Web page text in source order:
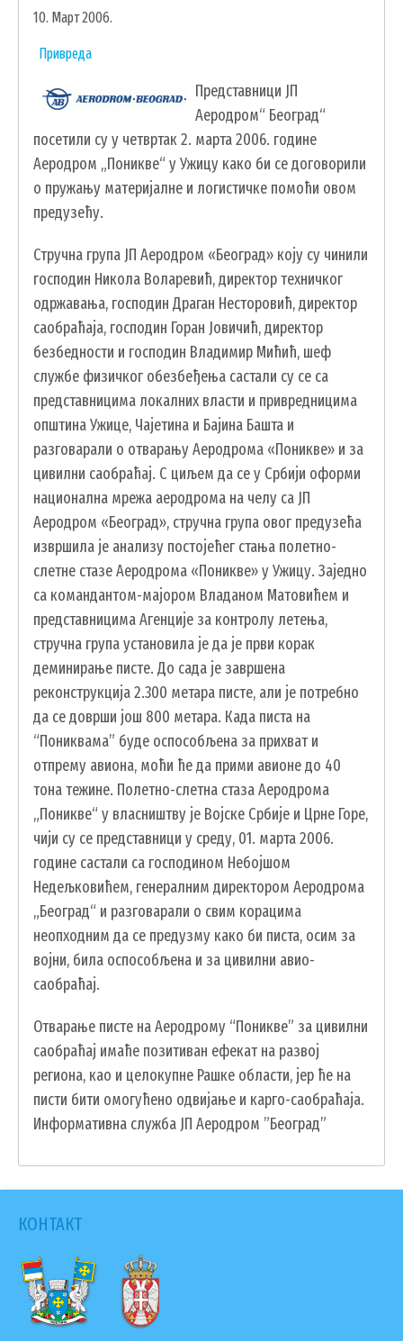
УДРУЖЕЊА И НВО
ЛОКАЛНА САМОУПРАВА
СКУПШТИНА
ПРЕДСЕДНИК
ОПШТИНСКО ВЕЋЕ
ОПШТИНСКА УПРАВА
ОПШТИНСКО ПРАВОБРАНИЛАШТВО
МЕСНЕ ЗАЈЕДНИЦЕ
ЈАВНА ПРЕДУЗЕЋА
КОМУНАЛНА МИЛИЦИЈА ОПШТИНЕ
ЧАЈЕТИНА
ИНТЕРНА РЕВИЗИЈА
УСЛУГЕ
ПОРТАЛ Е-УПРАВА
ВОДИЧ КРОЗ ЛОКАЛНУ УПРАВУ
ПИСАРНИЦА
ВИРТУЕЛНИ МАТИЧАР
КОНКУРСИ, ПОЗИВИ, ОБАВЕШТЕЊА
ПОДНОШЕЊЕ ЗАХТЕВА УРБАНИЗАМ
ГИС ЧАЈЕТИНА
ПОСТАВИТЕ НАМ ПИТАЊЕ
ВАЖНИ ТЕЛЕФОНИ
ПОСТАВИТЕ ПИТАЊЕ
10. Март 2006.
Привреда
Представници ЈП
Аеродром“ Београд“
посетили су у четвртак 2. марта 2006. године
Аеродром „Поникве“ у Ужицу како би се договорили
о пружању материјалне и логистичке помоћи овом
предузећу.
Стручна група ЈП Аеродром «Београд» коју су чинили
господин Никола Воларевић, директор техничког
одржавања, господин Драган Несторовић, директор
саобраћаја, господин Горан Јовичић, директор
безбедности и господин Владимир Мићић, шеф
службе физичког обезбеђења састали су се са
представницима локалних власти и привредницима
општина Ужице, Чајетина и Бајина Башта и
разговарали о отварању Аеродрома «Поникве» и за
цивилни саобраћај. С циљем да се у Србији оформи
национална мрежа аеродрома на челу са ЈП
Аеродром «Београд», стручна група овог предузећа
извршила је анализу постојећег стања полетно-
слетне стазе Аеродрома «Поникве» у Ужицу. Заједно
са командантом-мајором Владаном Матовићем и
представницима Агенције за контролу летења,
стручна група установила је да је први корак
деминирање писте. До сада је завршена
реконструкција 2.300 метара писте, али је потребно
да се доврши још 800 метара. Када писта на
“Пониквама” буде оспособљена за прихват и
отпрему авиона, моћи ће да прими авионе до 40
тона тежине. Полетно-слетна стаза Аеродрома
„Поникве“ у власништву је Војске Србије и Црне Горе,
чији су се представници у среду, 01. марта 2006.
године састали са господином Небојшом
Недељковићем, генералним директором Аеродрома
„Београд“ и разговарали о свим корацима
неопходним да се предузму како би писта, осим за
војни, била оспособљена и за цивилни авио-
саобраћај.
Отварање писте на Аеродрому “Поникве” за цивилни
саобраћај имаће позитиван ефекат на развој
региона, као и целокупне Рашке области, јер ће на
писти бити омогућено одвијање и карго-саобраћаја.
Информативна служба ЈП Аеродром ”Београд”
КОНТАКТ